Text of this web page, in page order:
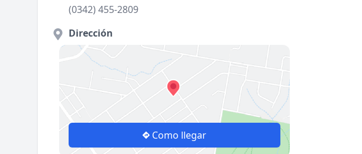
(0342) 455-2809
Dirección
Como llegar